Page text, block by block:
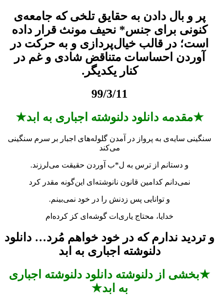
پر و بال دادن به حقایق تلخی که جامعه‌‌ی
کنونی برای جنس* نحیف مونث قرار داده
است؛ در قالب خیال‌‌پردازی و به حرکت در
آوردن احساسات متناقض شادی و غم در
کنار یکدیگر.
99/3/11
★مقدمه دانلود دلنوشته اجباری به ابد★
سنگینی سایه‌‌ی به پرواز در آمدن گلوله‌‌های اجبار بر سرم سنگینی
می‌‌‌کند
و دستانم از ترس به ل*ب آوردن حقیقت می‌‌لرزند.
نمی‌‌دانم کدامین قانون نانوشته‌‌ای این‌‌گونه مقدر کرد
و توانایی پس زدنش را در خود نمی‌‌بینم.
خدایا، محتاج یاری‌ات گوشه‌‌ای کز کرده‌‌ام
و تردید ندارم که در خود خواهم مُرد… دانلود
دلنوشته اجباری به ابد
★بخشی از دلنوشته دانلود دلنوشته اجباری
به ابد★